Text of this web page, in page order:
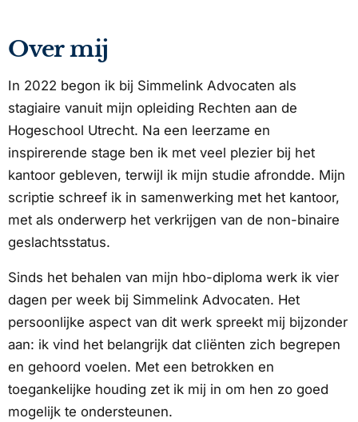
Over mij
In 2022 begon ik bij Simmelink Advocaten als
stagiaire vanuit mijn opleiding Rechten aan de
Hogeschool Utrecht. Na een leerzame en
inspirerende stage ben ik met veel plezier bij het
kantoor gebleven, terwijl ik mijn studie afrondde. Mijn
scriptie schreef ik in samenwerking met het kantoor,
met als onderwerp het verkrijgen van de non-binaire
geslachtsstatus.
Sinds het behalen van mijn hbo-diploma werk ik vier
dagen per week bij Simmelink Advocaten. Het
persoonlijke aspect van dit werk spreekt mij bijzonder
aan: ik vind het belangrijk dat cliënten zich begrepen
en gehoord voelen. Met een betrokken en
toegankelijke houding zet ik mij in om hen zo goed
mogelijk te ondersteunen.